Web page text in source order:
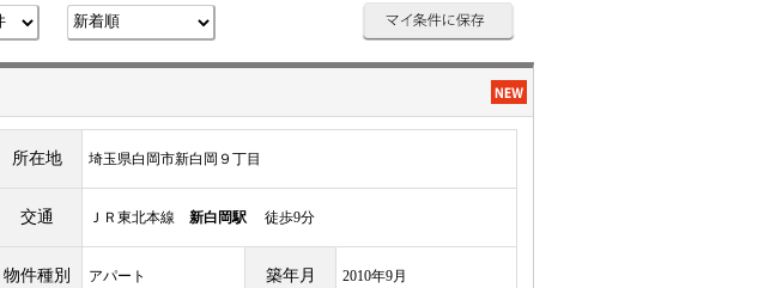
所在地 埼玉県白岡市新白岡９丁目
交通 ＪＲ東北本線 新白岡駅 徒歩9分
物件種別 アパート 築年月 2010年9月